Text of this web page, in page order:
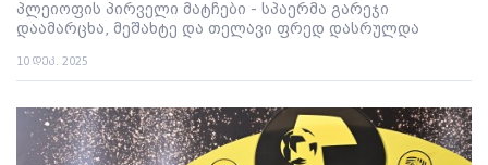
პლეიოფის პირველი მატჩები - სპაერმა გარეჯი
დაამარცხა, მეშახტე და თელავი ფრედ დასრულდა
10 დეკ. 2025